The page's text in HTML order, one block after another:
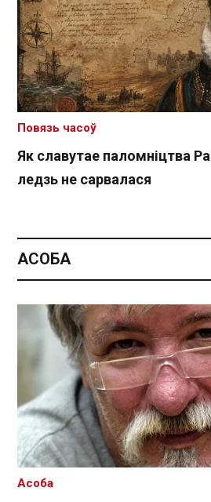
Як славутае паломніцтва
ледзь не сарвалася
Повязь часоў
АСОБА
Асоба